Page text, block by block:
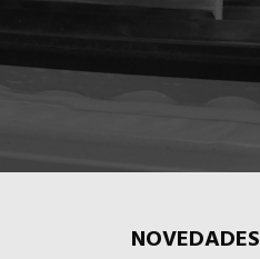
NOVEDADES